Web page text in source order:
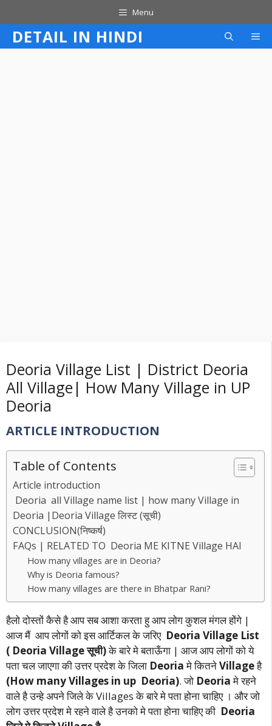
to
content
Menu
DETAIL IN HINDI
Deoria Village List | District Deoria
All Village| How Many Village in UP
Deoria
ARTICLE INTRODUCTION
Table of Contents
Article introduction
Deoria all Village name list | how many Village in
Deoria |Deoria Village लिस्ट (सूची)
CONCLUSION(निष्कर्ष)
FAQs | RELATED TO Deoria ME KITNE Village HAI
How many villages are in Deoria?
Why is Deoria famous?
How many villages are there in Bhatpar Rani?
हैलो दोस्तों कैसे है आप सब आशा करता हु आप लोग कुशल मंगल होंगे |
आज मैं आप लोगों को इस आर्टिकल के जरिए Deoria Village List
( Deoria Village सूची)के बारे मे बताऊँगा | आज आप लोगों को ये
पता चल जाएगा की उत्तर प्रदेश के जिला Deoriaमे कितनेVillageहै
(How many Villages in up Deoria). जो Deoriaमे रहने
वाले है उन्हे अपने जिले के Villages के बारे मे पता होना चाहिए । और जो
लोग उत्तर प्रदेश मे रहने वाले है उनको मे पता होना चाहिए की Deoria